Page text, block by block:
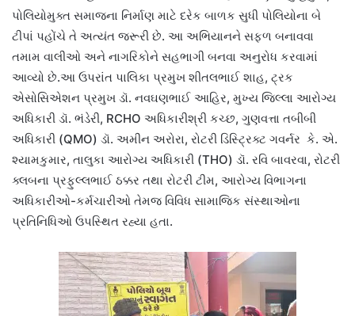
પોલિયોમુક્ત સમાજના નિર્માણ માટે દરેક બાળક સુધી પોલિયોના બે
ટીપાં પહોંચે તે અત્યંત જરૂરી છે. આ અભિયાનને સફળ બનાવવા
તમામ વાલીઓ અને નાગરિકોને સહભાગી બનવા અનુરોધ કરવામાં
આવ્યો છે.આ ઉપરાંત પાલિકા પ્રમુખ શીતલભાઈ શાહ, ટ્રક
એસોસિએશન પ્રમુખ ડૉ. નવઘણભાઈ આહિર, મુખ્ય જિલ્લા આરોગ્ય
અધિકારી ડૉ. ભંડેરી, RCHO અધિકારીશ્રી કચ્છ,‌ ગુણવત્તા તબીબી
અધિકારી (QMO) ડૉ. અમીન અરોરા, રોટરી ડિસ્ટ્રિક્ટ ગવર્નર કે. એ.
શ્યામકુમાર, તાલુકા આરોગ્ય અધિકારી (THO) ડૉ. રવિ બાવરવા, રોટરી
ક્લબના પ્રફુલ્લભાઈ ઠક્કર તથા રોટરી ટીમ, આરોગ્ય વિભાગના
અધિકારીઓ-કર્મચારીઓ તેમજ વિવિધ સામાજિક સંસ્થાઓના
પ્રતિનિધિઓ ઉપસ્થિત રહ્યા હતા.